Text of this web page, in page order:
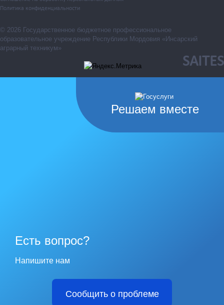
Политика конфиденциальности
© 2026 Государственное бюджетное профессиональное
образовательное учреждение Республики Мордовия «Инсарский
аграрный техникум»
SAITES
Решаем вместе
Есть вопрос?
Напишите нам
Сообщить о проблеме